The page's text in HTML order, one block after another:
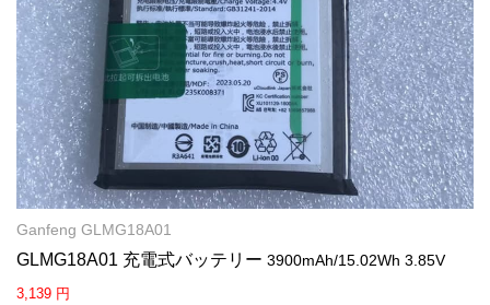
Ganfeng GLMG18A01
GLMG18A01 充電式バッテリー 3900mAh/15.02Wh 3.85V
3,139 円